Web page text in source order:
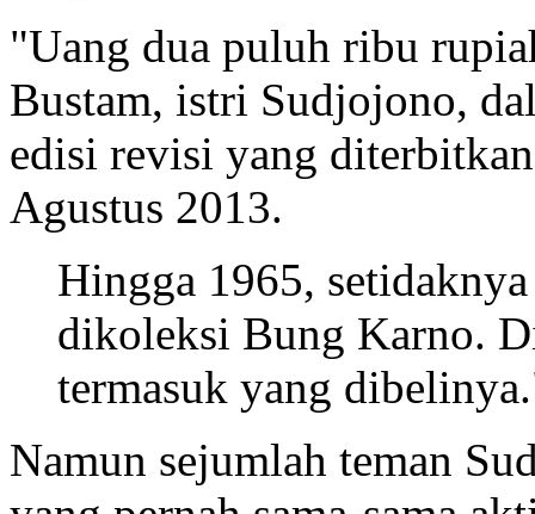
"Uang dua puluh ribu
Bustam, istri Sudjojono,
edisi revisi yang
Agustus 2013.
Hingga 1965,
dikoleksi Bung Karno.
termasuk yang
Namun sejumlah teman